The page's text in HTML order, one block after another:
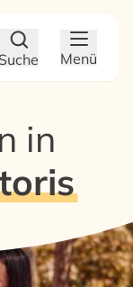
Suche
Menü
in